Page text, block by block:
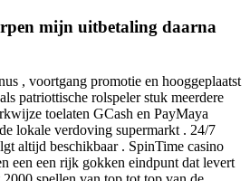
mijn uitbetaling daarna
, voortgang promotie en hooggeplaatst
patriottische rolspeler stuk meerdere
toelaten GCash en PayMaya
lokale verdoving supermarkt . 24/7
altijd beschikbaar . SpinTime casino
een een rijk gokken eindpunt dat levert